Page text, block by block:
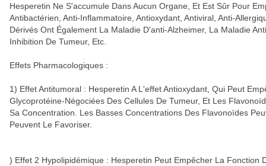
Hesperetin Ne S'accumule Dans Aucun Organe, Et Est Sûr Pour
Antibactérien, Anti-Inflammatoire, Antioxydant, Antiviral, Anti-
Dérivés Ont Également La Maladie D'anti-Alzheimer, La Maladie
Inhibition De Tumeur, Etc.
Effets Pharmacologiques :
1) Effet Antitumoral : Hesperetin A L'effet Antioxydant, Qui Peut
Glycoprotéine-Négociées Des Cellules De Tumeur, Et Les
Sa Concentration. Les Basses Concentrations Des Flavonoïdes
Peuvent Le Favoriser.
) Effet 2 Hypolipidémique : Hesperetin Peut Empêcher La